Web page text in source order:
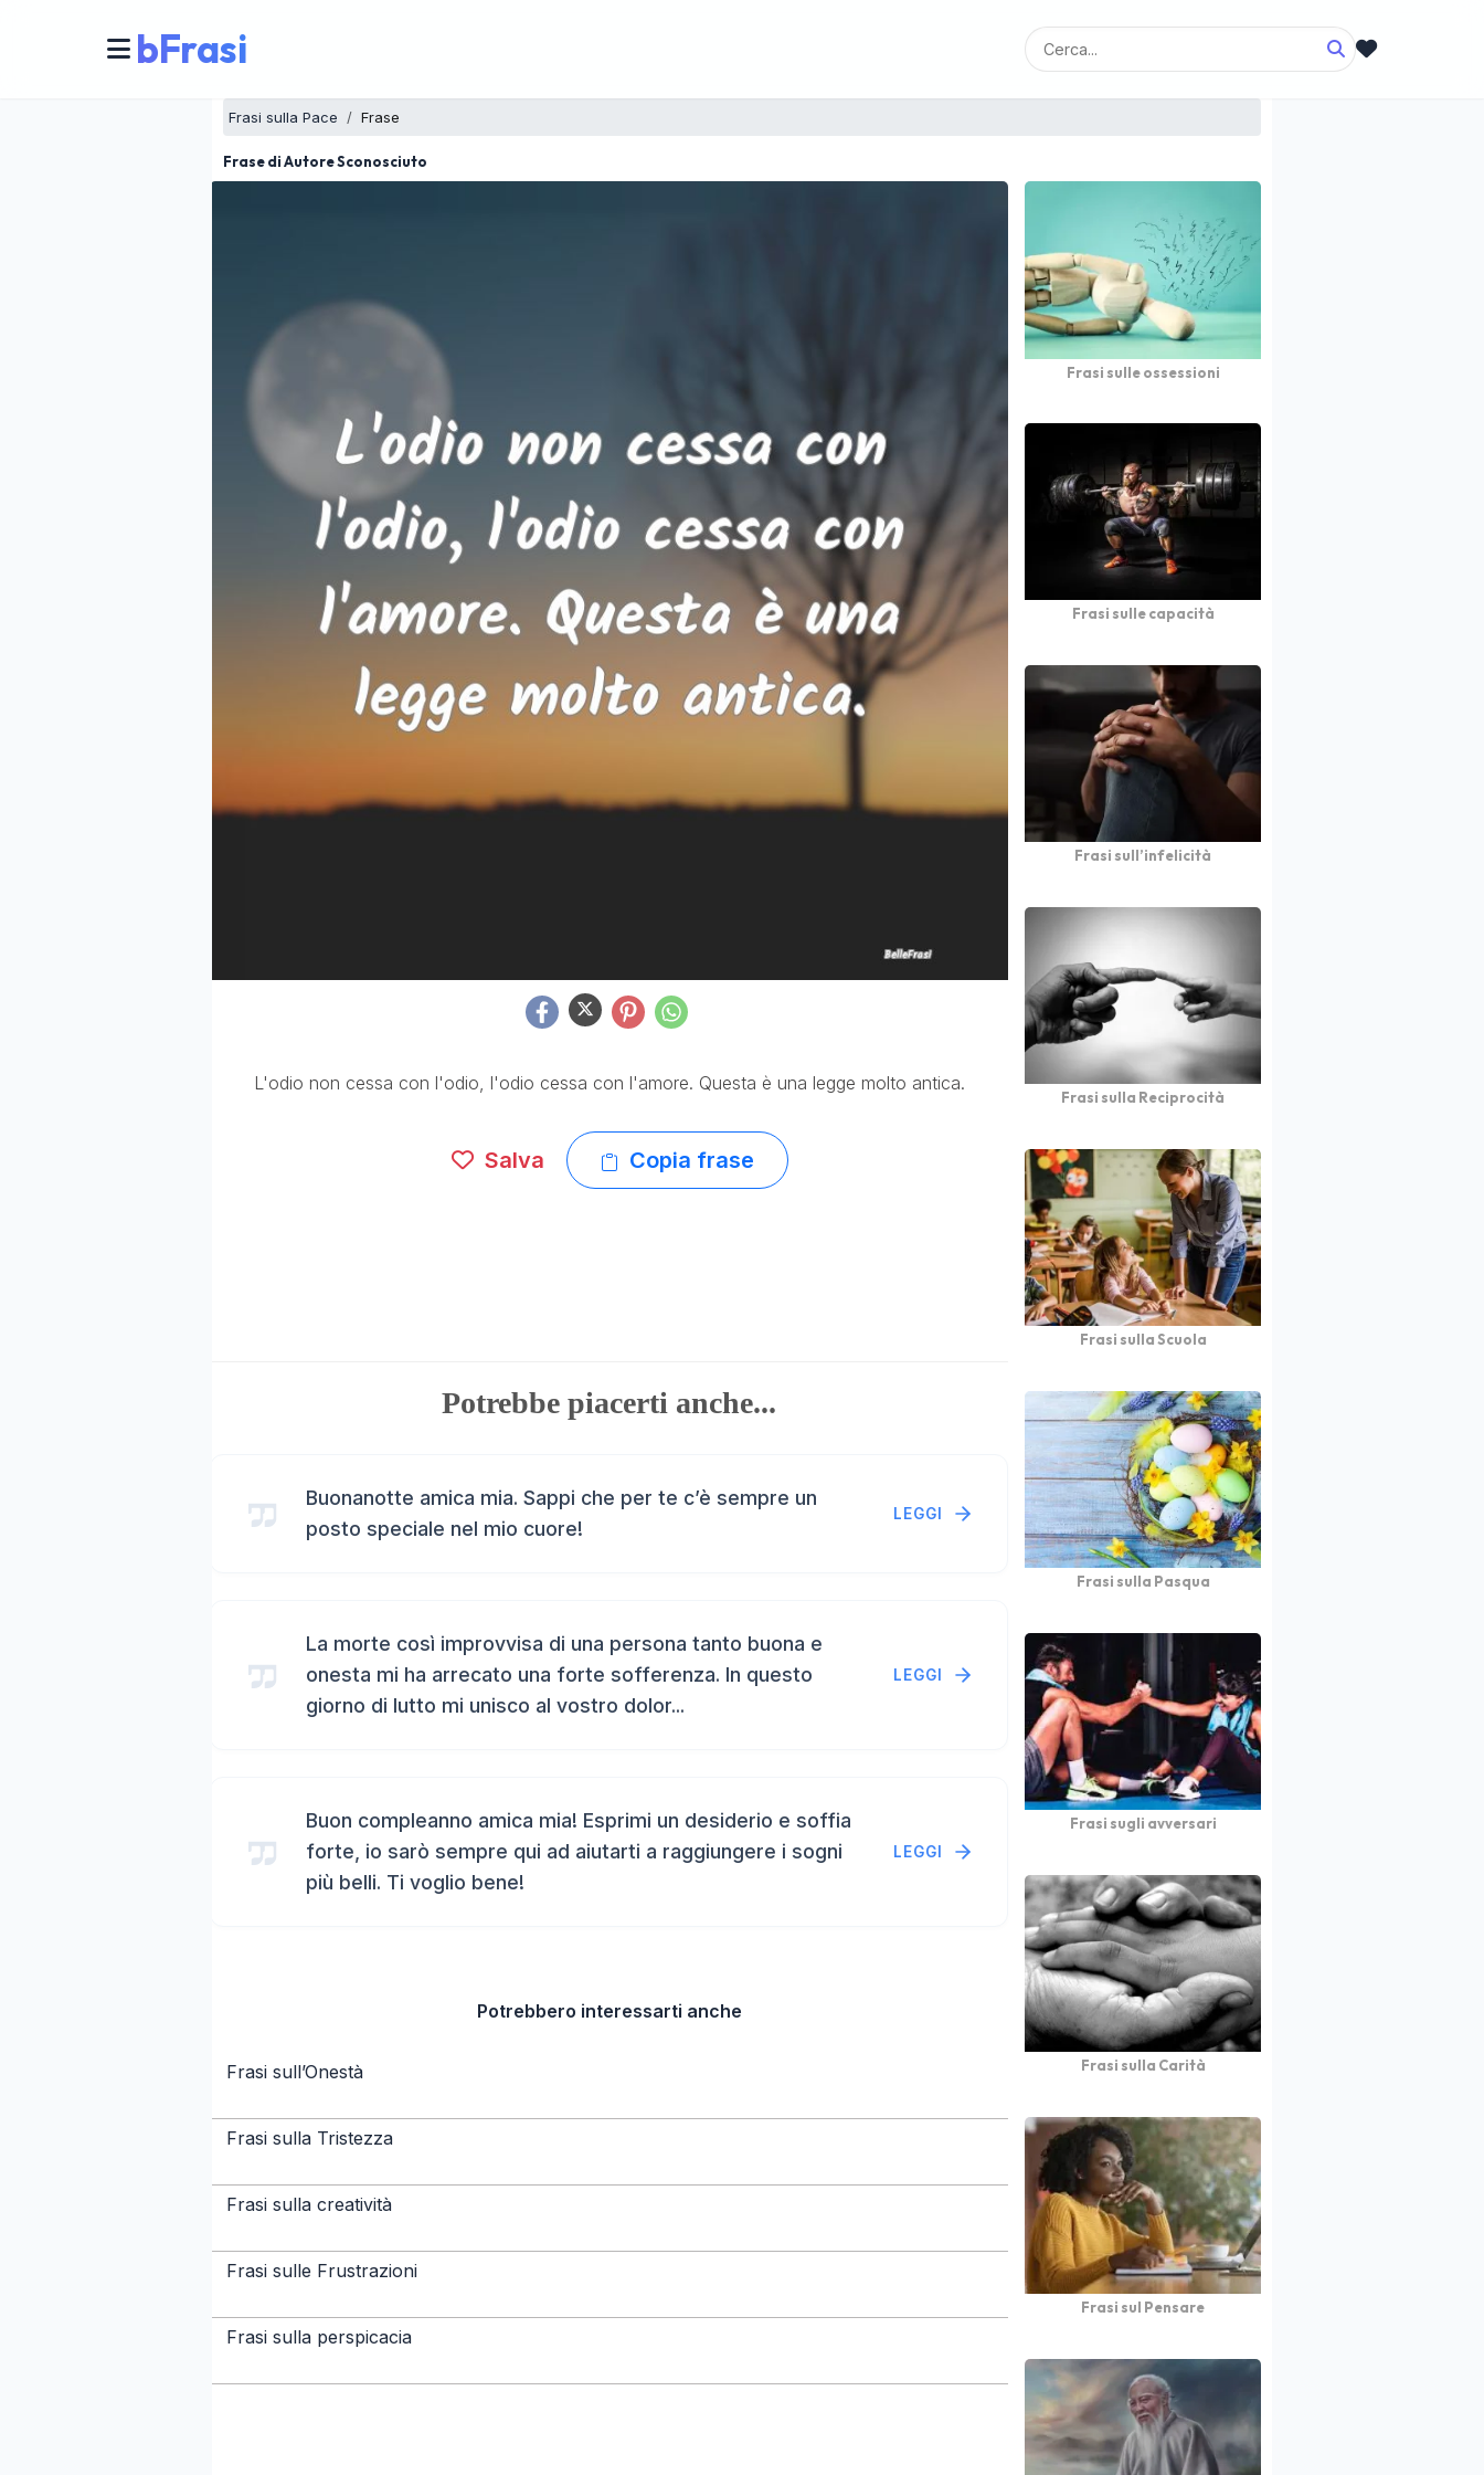
bFrasi
Frasi sulla Pace Frase
Frase di Autore Sconosciuto
L'odio non cessa con l'odio, l'odio cessa con l'amore. Questa è una legge molto antica.
Salva Copia frase
Potrebbe piacerti anche...
Buonanotte amica mia. Sappi che per te c’è sempre un
posto speciale nel mio cuore!
LEGGI
La morte così improvvisa di una persona tanto buona e
onesta mi ha arrecato una forte sofferenza. In questo
giorno di lutto mi unisco al vostro dolor...
LEGGI
Buon compleanno amica mia! Esprimi un desiderio e soffia
forte, io sarò sempre qui ad aiutarti a raggiungere i sogni
più belli. Ti voglio bene!
LEGGI
Potrebbero interessarti anche
Frasi sull’Onestà
Frasi sulla Tristezza
Frasi sulla creatività
Frasi sulle Frustrazioni
Frasi sulla perspicacia
Frasi sulle ossessioni
Frasi sulle capacità
Frasi sull’infelicità
Frasi sulla Reciprocità
Frasi sulla Scuola
Frasi sulla Pasqua
Frasi sugli avversari
Frasi sulla Carità
Frasi sul Pensare